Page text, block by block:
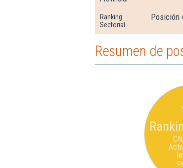
Ranking
Sectorial
Posición
Resumen de